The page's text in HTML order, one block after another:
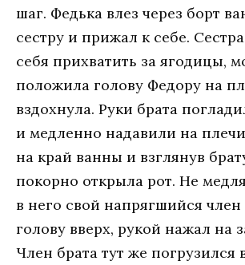
шаг. Федька влез через борт
сестру и прижал к себе.
себя прихватить за ягодицы,
положила голову Федору на
вздохнула. Руки брата
и медленно надавили на
на край ванны и взглянув
покорно открыла рот. Не
в него свой напрягшийся член
голову вверх, рукой нажал на
Член брата тут же погрузился